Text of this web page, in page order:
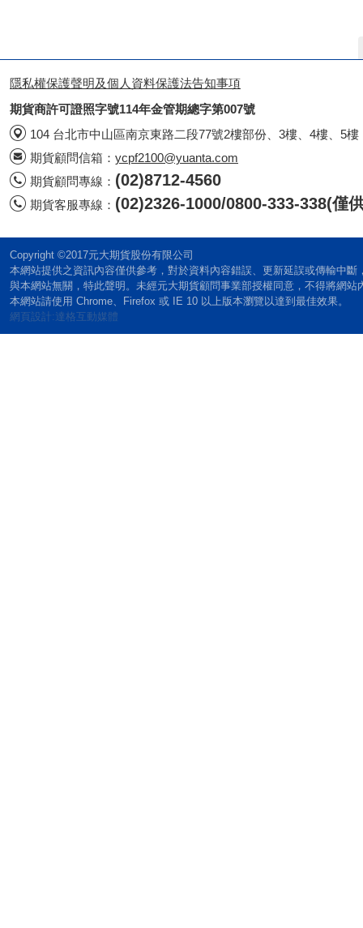
隱私權保護聲明及個人資料保護法告知事項
期貨商許可證照字號114年金管期總字第007號
104 台北市中山區南京東路二段77號2樓部份、3樓、4樓、5樓
期貨顧問信箱： ycpf2100@yuanta.com
期貨顧問專線： (02)8712-4560
期貨客服專線： (02)2326-1000/0800-333-338(僅
Copyright ©2017元大期貨股份有限公司
本網站提供之資訊內容僅供參考，對於資料內容錯誤、更新延誤或傳輸中
與本網站無關，特此聲明。未經元大期貨顧問事業部授權同意，不得將網站
本網站請使用 Chrome、Firefox 或 IE 10 以上版本瀏覽以達到最佳效果。
網頁設計:達格互動媒體